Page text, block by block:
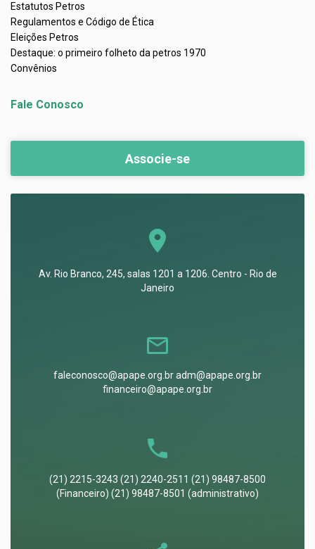
Estatutos Petros
Regulamentos e Código de Ética
Eleições Petros
Destaque: o primeiro folheto da petros 1970
Convênios
Fale Conosco
Associe-se
Av. Rio Branco, 245, salas 1201 a 1206. Centro - Rio de
Janeiro
faleconosco@apape.org.br adm@apape.org.br
financeiro@apape.org.br
(21) 2215-3243 (21) 2240-2511 (21) 98487-8500
(Financeiro) (21) 98487-8501 (administrativo)